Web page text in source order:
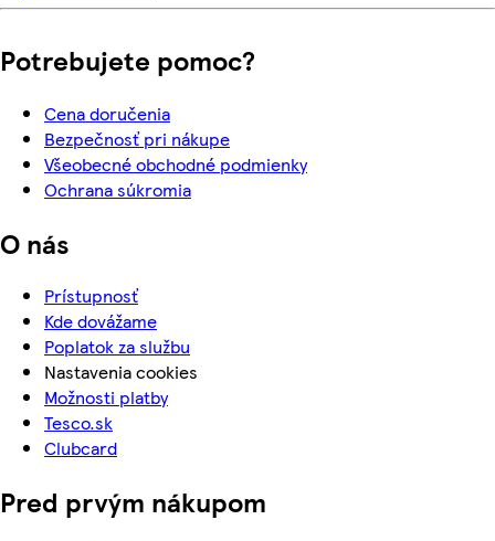
Potrebujete pomoc?
Cena doručenia
Bezpečnosť pri nákupe
Všeobecné obchodné podmienky
Ochrana súkromia
O nás
Prístupnosť
Kde dovážame
Poplatok za službu
Nastavenia cookies
Možnosti platby
Tesco.sk
Clubcard
Pred prvým nákupom